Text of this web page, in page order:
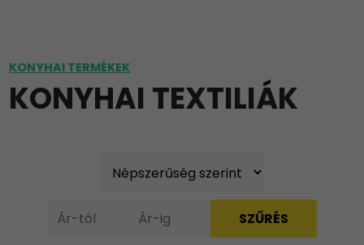
KONYHAI TERMÉKEK
KONYHAI TEXTILIÁK